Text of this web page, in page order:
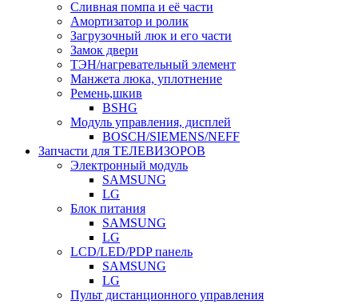
Сливная помпа и её части
Амортизатор и ролик
Загрузочный люк и его части
Замок двери
ТЭН/нагревательный элемент
Манжета люка, уплотнение
Ремень,шкив
BSHG
Модуль управления, дисплей
BOSCH/SIEMENS/NEFF
Запчасти для ТЕЛЕВИЗОРОВ
Электронный модуль
SAMSUNG
LG
Блок питания
SAMSUNG
LG
LCD/LED/PDP панель
SAMSUNG
LG
Пульт дистанционного управления